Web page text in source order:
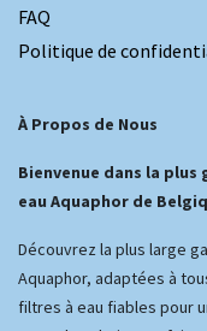
FAQ
Politique de
À Propos de Nous
Bienvenue dans la
eau Aquaphor de
Découvrez la plus large
Aquaphor, adaptées à
filtres à eau fiables pour